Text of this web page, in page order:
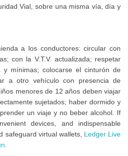
Vial, sobre una misma vía, día y
a los conductores: circular con
con la V.T.V. actualizada; respetar
y mínimas; colocarse el cinturón de
a otro vehículo con presencia de
menores de 12 años deben viajar
sujetados; haber dormido y
un viaje y no beber alcohol. If
devices, and indispensable
safeguard virtual wallets, Ledger Live